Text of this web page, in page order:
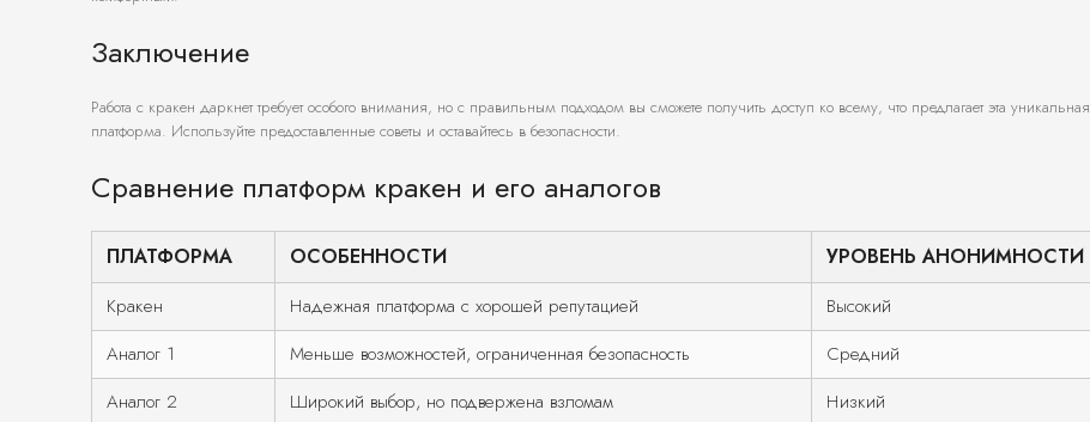
Заключение
Работа с кракен даркнет требует особого внимания, но с правильным подходом вы сможете получить доступ ко всему, что предлагает эта уникальная
платформа. Используйте предоставленные советы и оставайтесь в безопасности.
Сравнение платформ кракен и его аналогов
ПЛАТФОРМА ОСОБЕННОСТИ УРОВЕНЬ АНОНИМНОСТИ
Кракен Надежная платформа с хорошей репутацией
Высокий
Аналог 1
Меньше возможностей, ограниченная безопасность
Средний
Аналог 2
Широкий выбор, но подвержена взломам
Низкий